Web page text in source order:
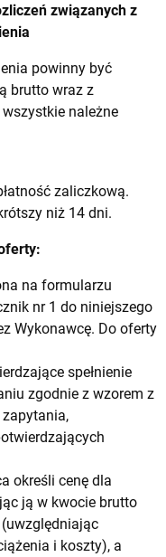
związanych z
powinny być
brutto wraz z
należne
zaliczkową.
niż 14 dni.
na formularzu
nr 1 do niniejszego
Wykonawcę. Do oferty
spełnienie
zgodnie z wzorem z
określi cenę dla
ją w kwocie brutto
i koszty), a